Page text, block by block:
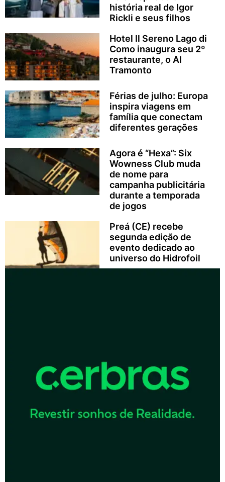
história real de Igor
Rickli e seus filhos
Hotel Il Sereno Lago di
Como inaugura seu 2º
restaurante, o Al
Tramonto
Férias de julho: Europa
inspira viagens em
família que conectam
diferentes gerações
Agora é “Hexa”: Six
Wowness Club muda
de nome para
campanha publicitária
durante a temporada
de jogos
Preá (CE) recebe
segunda edição de
evento dedicado ao
universo do Hidrofoil